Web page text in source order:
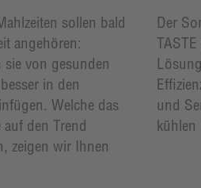
sollen bald
angehören:
von gesunden
in den
Welche das
den Trend
zeigen wir Ihnen
Der
und
kühlen